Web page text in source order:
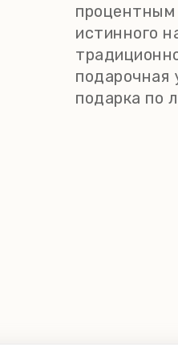
истинного
подарочная
подарка по